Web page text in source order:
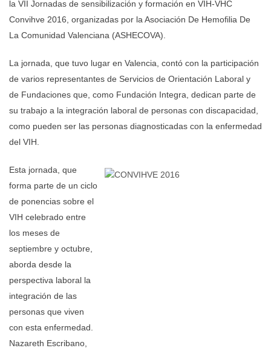
la VII Jornadas de sensibilización y formación en VIH-VHC
Convihve 2016, organizadas por la Asociación De Hemofilia De
La Comunidad Valenciana (ASHECOVA).
La jornada, que tuvo lugar en Valencia, contó con la participación
de varios representantes de Servicios de Orientación Laboral y
de Fundaciones que, como Fundación Integra, dedican parte de
su trabajo a la integración laboral de personas con discapacidad,
como pueden ser las personas diagnosticadas con la enfermedad
del VIH.
Esta jornada, que
forma parte de un ciclo
de ponencias sobre el
VIH celebrado entre
los meses de
septiembre y octubre,
aborda desde la
perspectiva laboral la
integración de las
personas que viven
con esta enfermedad.
Nazareth Escribano,